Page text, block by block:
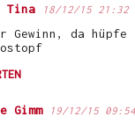
Tina 18/12/15 21:32
Gewinn, da
Gimm 19/12/15 09:54